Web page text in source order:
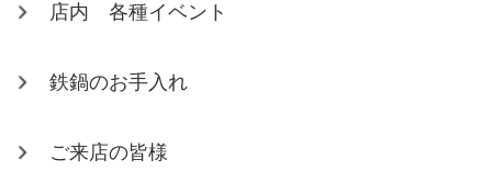
店内 各種イベント
鉄鍋のお手入れ
ご来店の皆様